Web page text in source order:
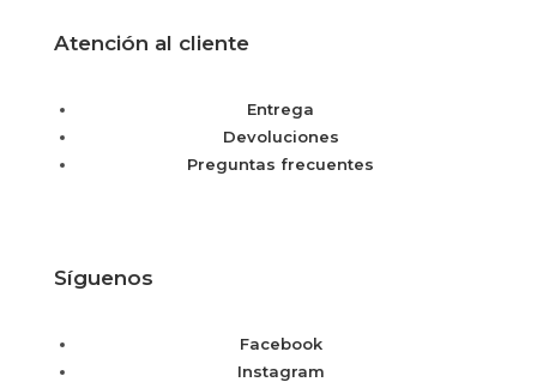
Atención al cliente
Entrega
Devoluciones
Preguntas frecuentes
Síguenos
Facebook
Instagram